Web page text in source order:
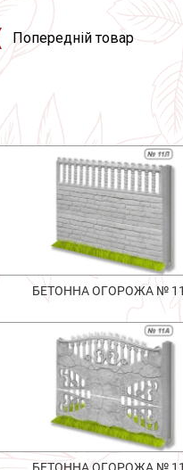
Попередній товар
БЕТОННА ОГОРОЖА №
БЕТОННА ОГОРОЖА №